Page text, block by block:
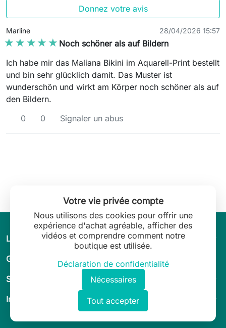
Donnez votre avis
Marline 28/04/2026 15:57
★★★★★
★★★★★ Noch schöner als auf Bildern
Ich habe mir das Maliana Bikini im Aquarell-Print bestellt
und bin sehr glücklich damit. Das Muster ist
wunderschön und wirkt am Körper noch schöner als auf
den Bildern.
0
0 Signaler un abus
L’univers de Leilani Lingerie arrow_drop_down
Guide & conseils arrow_drop_down
Service client arrow_drop_down
Informations légales arrow_drop_down
Votre vie privée compte
Nous utilisons des cookies pour offrir une
expérience d'achat agréable, afficher des
vidéos et comprendre comment notre
boutique est utilisée.
Déclaration de confidentialité
Nécessaires
Tout accepter